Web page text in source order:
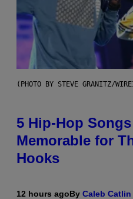
(PHOTO BY STEVE GRANITZ/
5 Hip-Hop
Memorable for
Hooks
12 hours agoBy Caleb Catlin